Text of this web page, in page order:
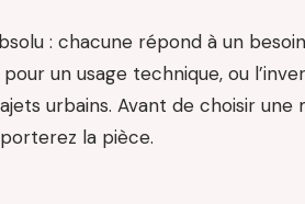
: chacune répond à un
un usage technique, ou
urbains. Avant de choisir une
la pièce.